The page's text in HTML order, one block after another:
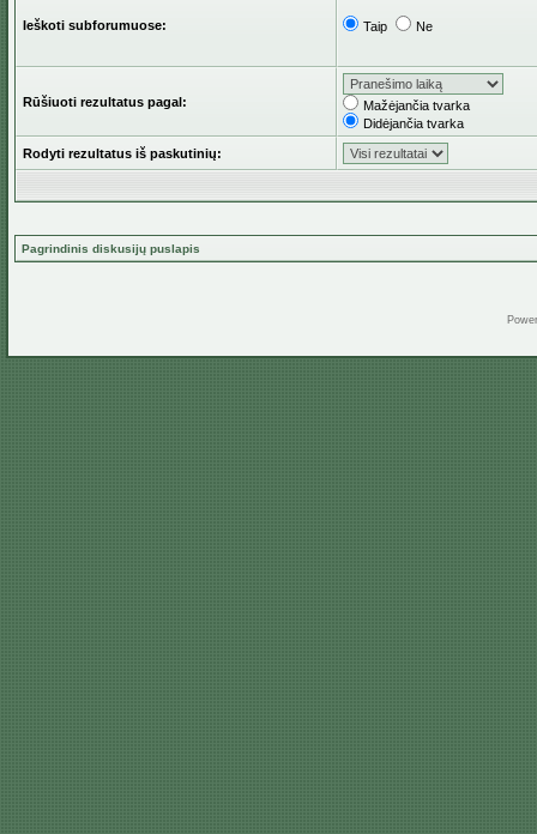
Ieškoti subforumuose: Taip Ne
Rūšiuoti rezultatus pagal:
Mažėjančia tvarka
Didėjančia tvarka
Rodyti rezultatus iš paskutinių:
Pagrindinis diskusijų puslapis